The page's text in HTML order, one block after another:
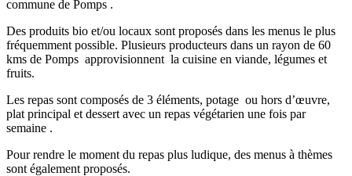
commune de Pomps .
Des produits bio et/ou locaux sont proposés dans les menus le plus
fréquemment possible. Plusieurs producteurs dans un rayon de 60
kms de Pomps approvisionnent la cuisine en viande, légumes et
fruits.
Les repas sont composés de 3 éléments, potage ou hors d’œuvre,
plat principal et dessert avec un repas végétarien une fois par
semaine .
Pour rendre le moment du repas plus ludique, des menus à thèmes
sont également proposés.